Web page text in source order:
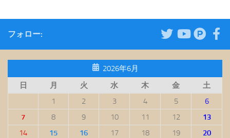
フォロー:
2026年6月
日
月 火 水 木 金
土
1
2 3 4 5
6
7
8 9 10 11 12
13
14
15 16 17 18 19
20